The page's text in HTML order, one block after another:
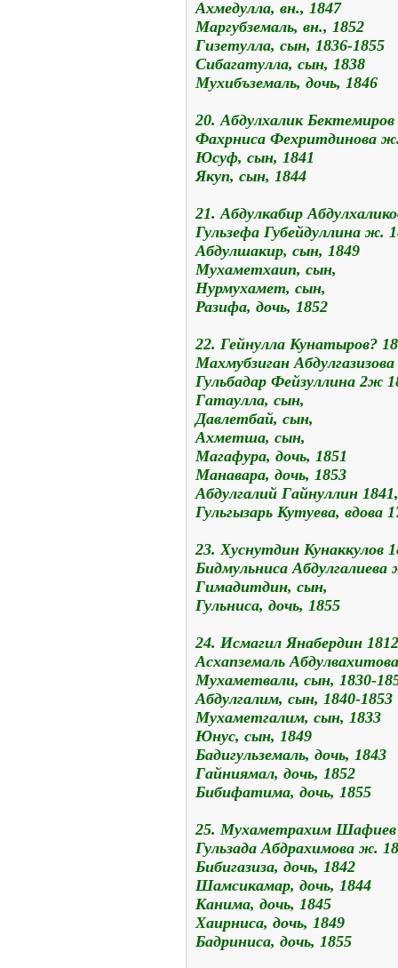
Ахмедулла, вн., 1847
Маргубземаль, вн., 1852
Гизетулла, сын, 1836-1855
Сибагатулла, сын, 1838
Мухибъземаль, дочь, 1846
20. Абдулхалик Бектемиров
Фахрниса Фехритдинова
Юсуф, сын, 1841
Якуп, сын, 1844
21. Абдулкабир
Гульзефа Губейдуллина ж.
Абдулшакир, сын, 1849
Мухаметхаип, сын,
Нурмухамет, сын,
Разифа, дочь, 1852
22. Гейнулла Кунатыров?
Махмубзиган
Гульбадар Фейзуллина 2ж
Гатаулла, сын,
Давлетбай, сын,
Ахметша, сын,
Магафура, дочь, 1851
Манавара, дочь, 1853
Абдулгалий Гайнуллин
Гульгызарь Кутуева, вдова
23. Хуснутдин Кунаккулов
Бидмульниса Абдулгалиева
Гимадитдин, сын,
Гульниса, дочь, 1855
24. Исмагил Янабердин
Асхапземаль
Мухаметвали, сын, 1830-
Абдулгалим, сын, 1840-1853
Мухаметгалим, сын, 1833
Юнус, сын, 1849
Бадигульземаль, дочь, 1843
Гайниямал, дочь, 1852
Бибифатима, дочь, 1855
25. Мухаметрахим Шафиев
Гульзада Абдрахимова ж.
Бибигазиза, дочь, 1842
Шамсикамар, дочь, 1844
Канима, дочь, 1845
Хаирниса, дочь, 1849
Бадриниса, дочь, 1855